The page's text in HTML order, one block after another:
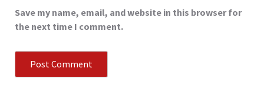
Save my name, email, and website in this browser for
the next time I comment.